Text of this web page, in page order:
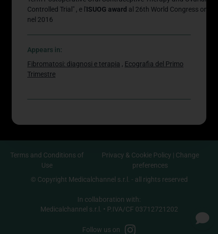
Controlled Trial" , e l'ISUOG award al 26th World Congress on
nel 2016
Appears in:
Fibromatosi: diagnosi e terapia , Ecografia del Primo
Trimestre
Terms and Conditions of
Use
Privacy & Cookie Policy | Change
preferences
© Copyright Medicalchannel s.r.l. - all rights reserved
In collaboration with:
Medicalchannel s.r.l. • P.IVA/CF 03712721202
Follow us on